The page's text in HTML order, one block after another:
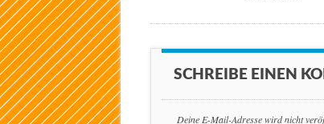
SCHREIBE EINEN
Deine E-Mail-Adresse wird nicht